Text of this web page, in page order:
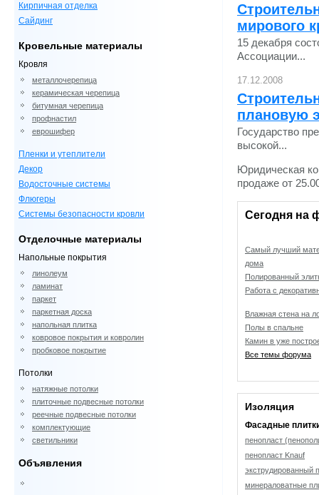
Кирпичная отделка
Сайдинг
Кровельные материалы
Кровля
металлочерепица
керамическая черепица
битумная черепица
профнастил
еврошифер
Пленки и утеплители
Декор
Водосточные системы
Флюгеры
Системы безопасности кровли
Отделочные материалы
Напольные покрытия
линолеум
ламинат
паркет
паркетная доска
напольная плитка
ковровое покрытия и ковролин
пробковое покрытие
Потолки
натяжные потолки
плиточные подвесные потолки
реечные подвесные потолки
комплектующие
светильники
Объявления
мирового
15 декабря
Ассоциации...
17.12.2008
плановую
Государство
высокой...
Юридическая
продаже от
Сегодня на
Самый лучший
дома
Полированный
Работа с
Влажная стена на
Полы в спальне
Камин в уже
Все темы форума
Изоляция
Фасадные
пенопласт
пенопласт Knauf
экструдированный
минераловатные